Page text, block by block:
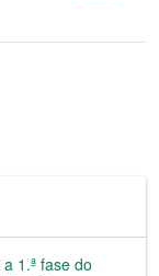
1.ª fase do